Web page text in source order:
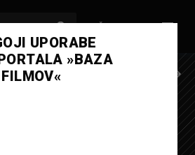
ZGODOVINE
UPORABE
»BAZA